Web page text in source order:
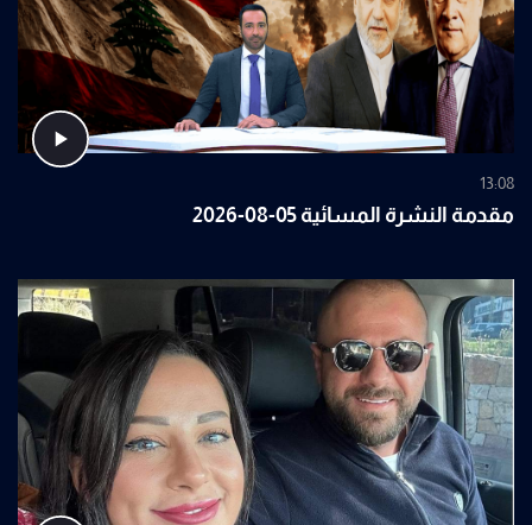
13:08
مقدمة النشرة المسائية 05-08-2026